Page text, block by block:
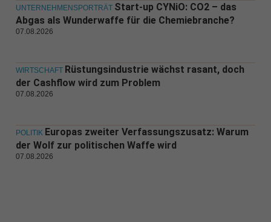
UNTERNEHMENSPORTRÄT Start-up CYNiO: CO2 – das
Abgas als Wunderwaffe für die Chemiebranche?
07.08.2026
WIRTSCHAFT Rüstungsindustrie wächst rasant, doch
der Cashflow wird zum Problem
07.08.2026
POLITIK Europas zweiter Verfassungszusatz: Warum
der Wolf zur politischen Waffe wird
07.08.2026